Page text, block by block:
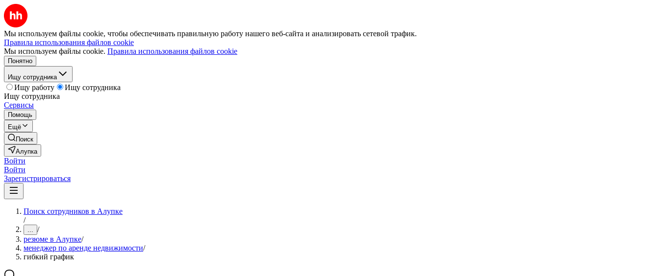
Мы используем файлы cookie, чтобы обеспечивать правильную работу нашего веб-сайта и анализировать сетевой трафик.
Правила использования файлов cookie
Мы используем файлы cookie. Правила использования файлов cookie
Понятно
Ищу сотрудника
Ищу работу
Ищу сотрудника
Ищу сотрудника
Сервисы
Помощь
Ещё
Поиск
Алупка
Войти
Войти
Зарегистрироваться
Поиск сотрудников в Алупке
/
... /
резюме в Алупке/
менеджер по аренде недвижимости/
гибкий график